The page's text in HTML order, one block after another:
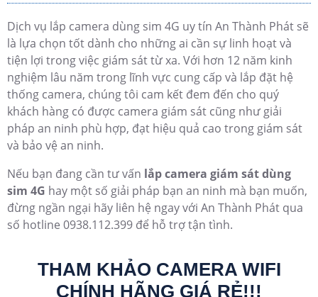
Dịch vụ lắp camera dùng sim 4G uy tín An Thành Phát sẽ
là lựa chọn tốt dành cho những ai cần sự linh hoạt và
tiện lợi trong việc giám sát từ xa. Với hơn 12 năm kinh
nghiệm lâu năm trong lĩnh vực cung cấp và lắp đặt hệ
thống camera, chúng tôi cam kết đem đến cho quý
khách hàng có được camera giám sát cũng như giải
pháp an ninh phù hợp, đạt hiệu quả cao trong giám sát
và bảo vệ an ninh.
Nếu bạn đang cần tư vấn lắp camera giám sát dùng
sim 4G hay một số giải pháp bạn an ninh mà bạn muốn,
đừng ngần ngại hãy liên hệ ngay với An Thành Phát qua
số hotline 0938.112.399 để hỗ trợ tận tình.
THAM KHẢO CAMERA WIFI
CHÍNH HÃNG GIÁ RẺ!!!